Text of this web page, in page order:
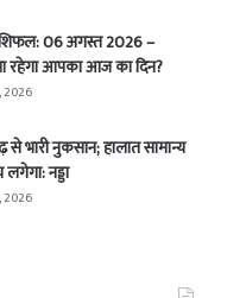
06 अगस्त 2026 –
रहेगा आपका आज का दिन?
2026
भारी नुकसान; हालात सामान्य
नड्डा
2026